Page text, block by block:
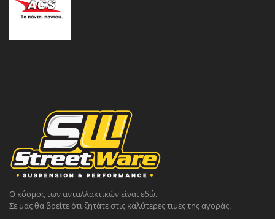
Ο κόσμος των ανταλλακτικών είναι εδώ.
Σε μας θα βρείτε ότι ζητάτε στις καλύτερες τιμές της αγοράς.